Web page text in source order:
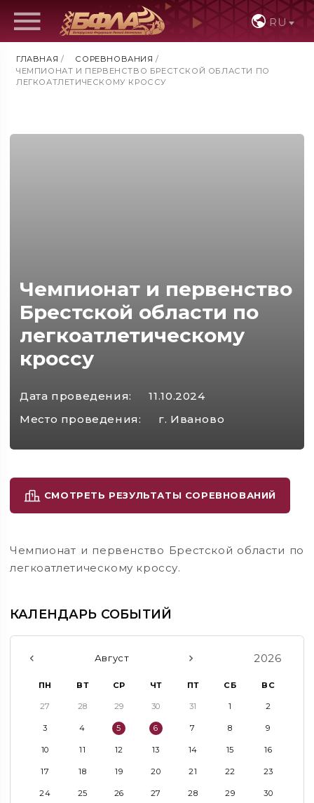
RU
ГЛАВНАЯ / СОРЕВНОВАНИЯ /
ЧЕМПИОНАТ И ПЕРВЕНСТВО БРЕСТСКОЙ ОБЛАСТИ ПО
ЛЕГКОАТЛЕТИЧЕСКОМУ КРОССУ
Чемпионат и первенство
Брестской области по
легкоатлетическому
кроссу
Дата проведения:
11.10.2024
Место проведения:
г. Иваново
СМОТРЕТЬ РЕЗУЛЬТАТЫ СОРЕВНОВАНИЙ
Чемпионат и первенство Брестской области по
легкоатлетическому кроссу.
КАЛЕНДАРЬ СОБЫТИЙ
Август 2026
ПН ВТ СР ЧТ ПТ СБ ВС
27 28 29 30 31 1 2
3 4 5 6 7 8 9
10 11 12 13 14 15 16
17 18 19 20 21 22 23
24 25 26 27 28 29 30